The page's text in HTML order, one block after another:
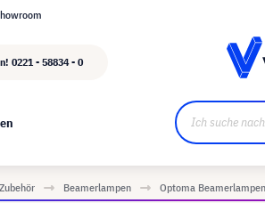
0221 - 58834 - 0
Zubehör Beamerlampen Optoma Beamerlampen